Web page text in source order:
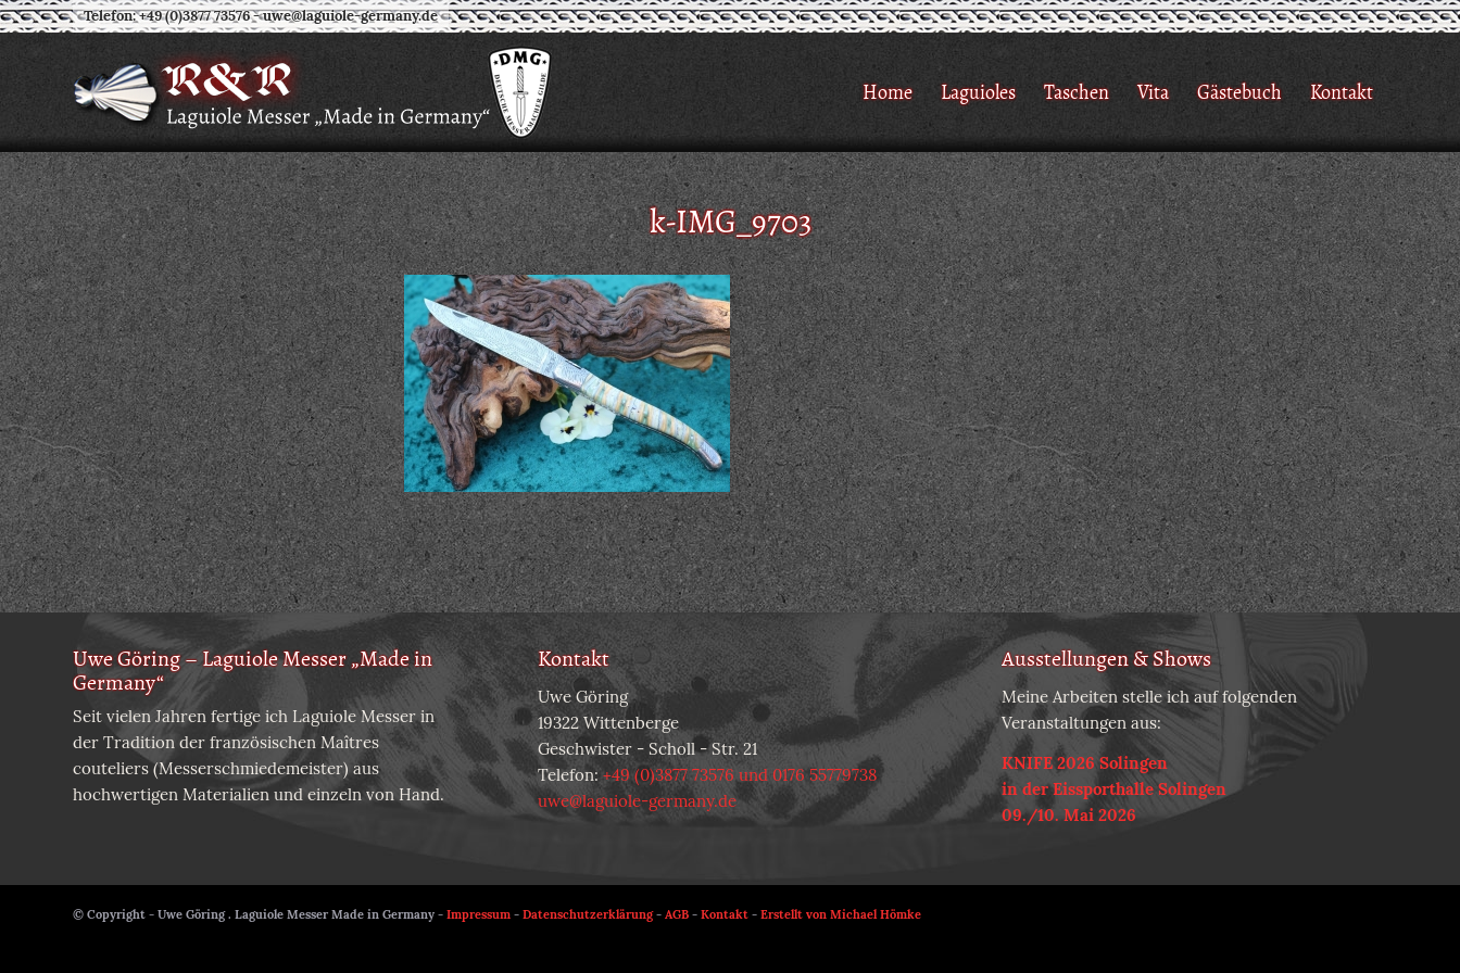
Telefon: +49 (0)3877 73576-uwe@laguiole-germany.de
Home Laguioles Taschen Vita Gästebuch Kontakt
k-IMG_9703
Uwe Göring – Laguiole Messer „Made in
Germany“
Seit vielen Jahren fertige ich Laguiole Messer in
der Tradition der französischen Maîtres
couteliers (Messerschmiedemeister) aus
hochwertigen Materialien und einzeln von Hand.
Kontakt
Uwe Göring
19322 Wittenberge
Geschwister - Scholl - Str. 21
Telefon:+49 (0)3877 73576 und 0176 55779738
uwe@laguiole-germany.de
Ausstellungen & Shows
Meine Arbeiten stelle ich auf folgenden
Veranstaltungen aus:
KNIFE 2026 Solingen
in der Eissporthalle Solingen
09./10. Mai 2026
© Copyright - Uwe Göring . Laguiole Messer Made in Germany - Impressum - Datenschutzerklärung- AGB - Kontakt - Erstellt von Michael Hömke